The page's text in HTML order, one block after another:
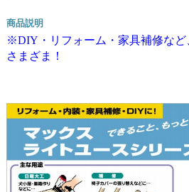
商品説明
※DIY・リフォーム・家具補修など
さまざま！